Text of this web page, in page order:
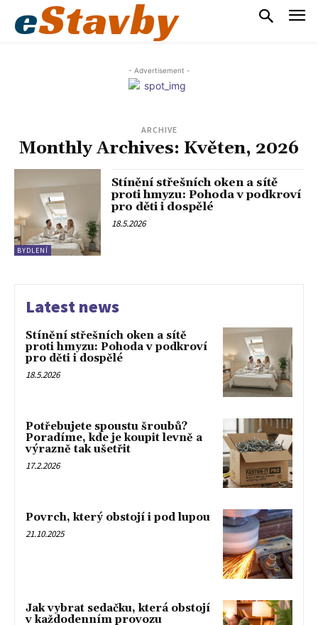
eStavby
- Advertisement -
ARCHIVE
Monthly Archives: Květen, 2026
BYDLENÍ
Stínění střešních oken a sítě
proti hmyzu: Pohoda v podkroví
pro děti i dospělé
18.5.2026
Latest news
Stínění střešních oken a sítě
proti hmyzu: Pohoda v podkroví
pro děti i dospělé
18.5.2026
Potřebujete spoustu šroubů?
Poradíme, kde je koupit levně a
výrazně tak ušetřit
17.2.2026
Povrch, který obstojí i pod lupou
21.10.2025
Jak vybrat sedačku, která obstojí
v každodenním provozu